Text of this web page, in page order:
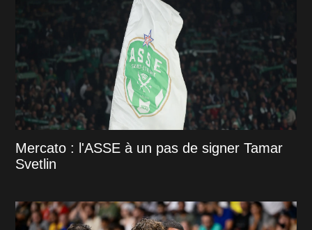
Mercato : l'ASSE à un pas de signer Tamar
Svetlin